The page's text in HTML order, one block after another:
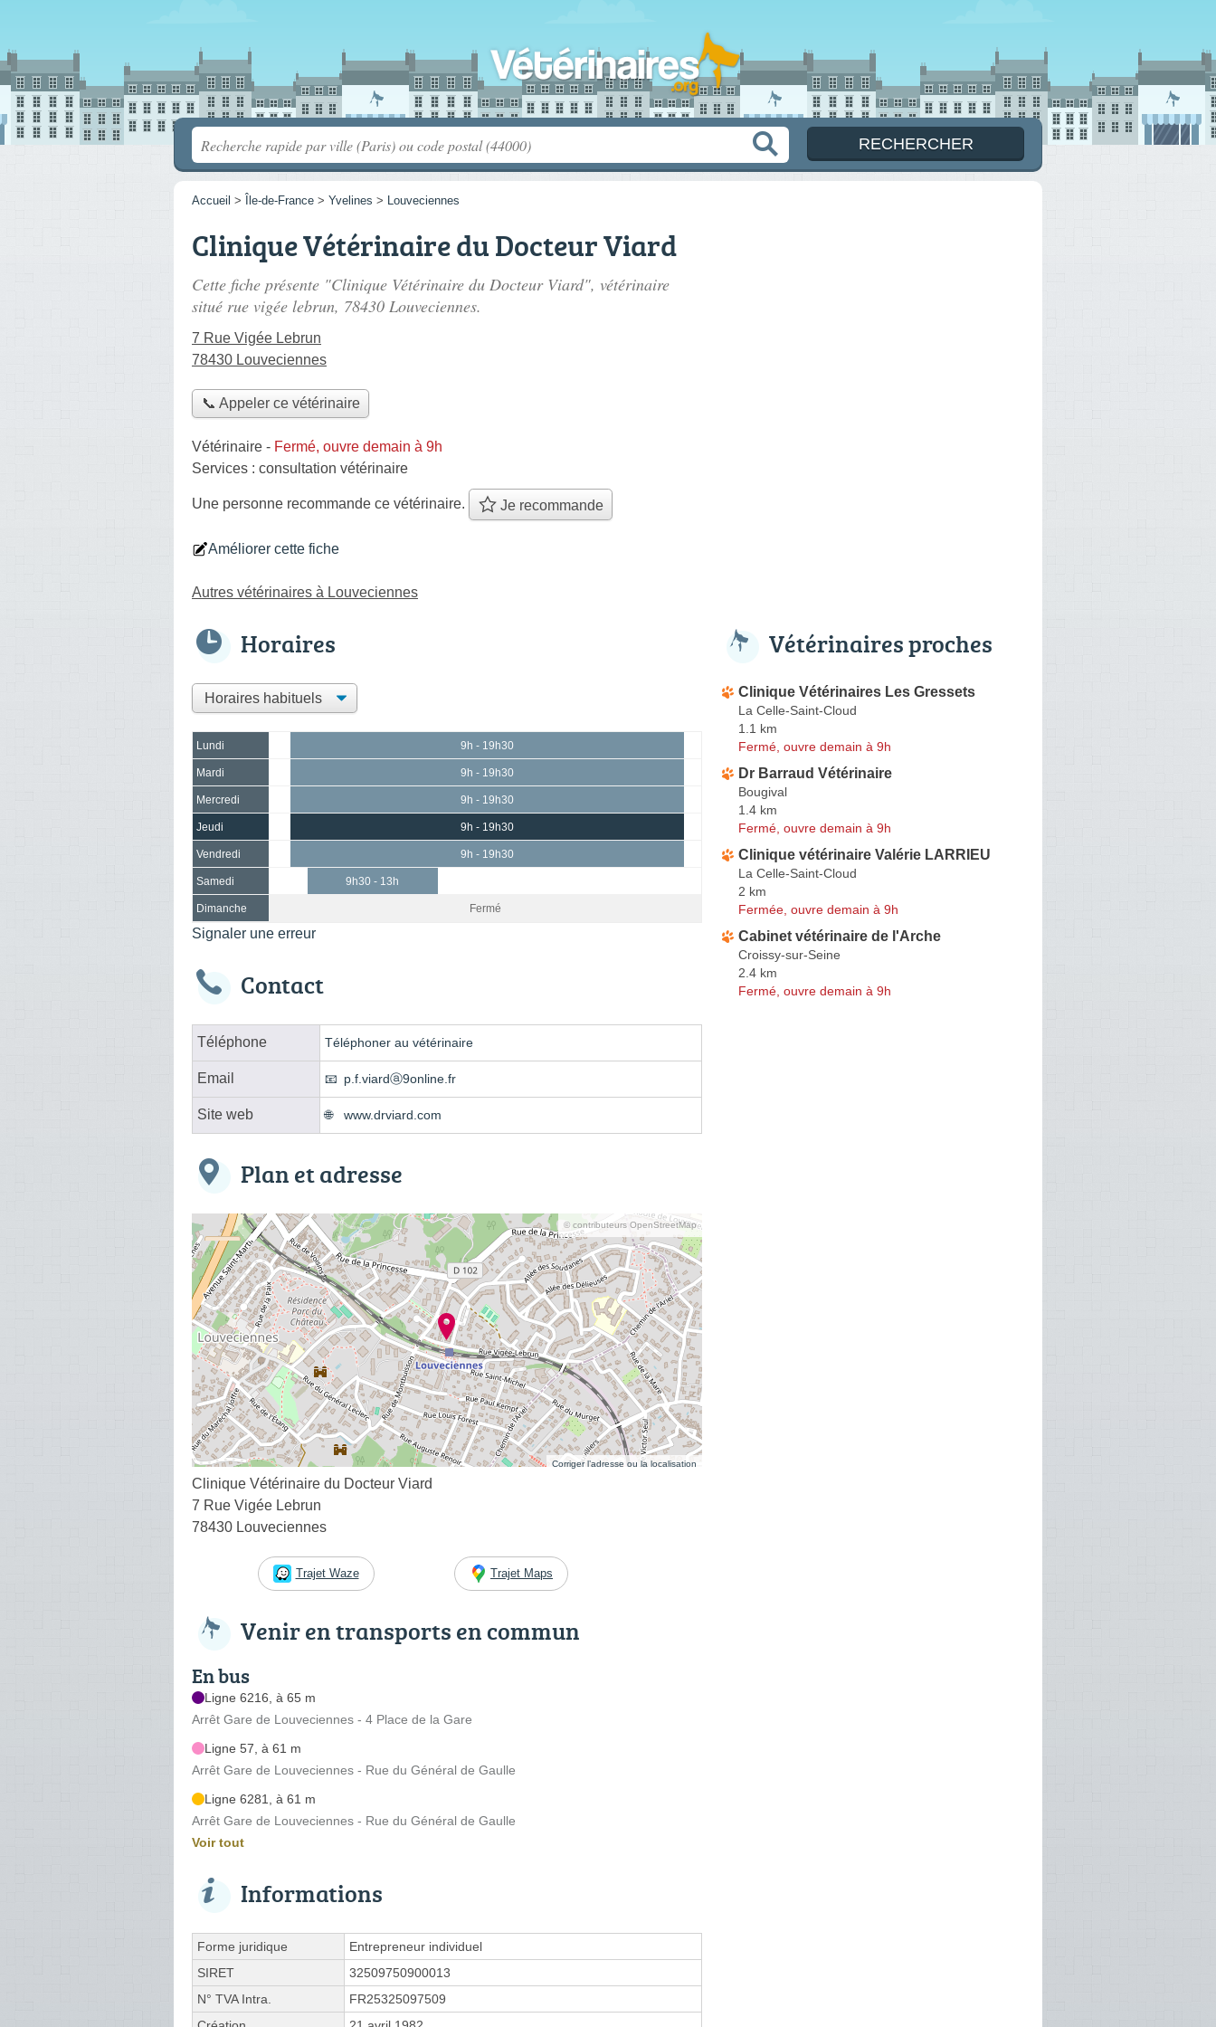
Accueil > Île-de-France > Yvelines > Louveciennes
Clinique Vétérinaire du Docteur Viard
Cette fiche présente "Clinique Vétérinaire du Docteur Viard", vétérinaire
situé rue vigée lebrun, 78430 Louveciennes.
7 Rue Vigée Lebrun
78430 Louveciennes
📞 Appeler ce vétérinaire
Vétérinaire - Fermé, ouvre demain à 9h
Services : consultation vétérinaire
Une personne recommande ce vétérinaire. Je recommande
Améliorer cette fiche
Autres vétérinaires à Louveciennes
Horaires
Lundi 9h - 19h30
Mardi 9h - 19h30
Mercredi 9h - 19h30
Jeudi 9h - 19h30
Vendredi 9h - 19h30
Samedi 9h30 - 13h
Dimanche Fermé
Signaler une erreur
Contact
Téléphone Téléphoner au vétérinaire
Email p.f.viardⓐ9online.fr
Site web www.drviard.com
Plan et adresse
© contributeurs OpenStreetMap
Corriger l’adresse ou la localisation
Clinique Vétérinaire du Docteur Viard
7 Rue Vigée Lebrun
78430 Louveciennes
Trajet Waze Trajet Maps
Venir en transports en commun
En bus
Ligne 6216, à 65 m
Arrêt Gare de Louveciennes - 4 Place de la Gare
Ligne 57, à 61 m
Arrêt Gare de Louveciennes - Rue du Général de Gaulle
Ligne 6281, à 61 m
Arrêt Gare de Louveciennes - Rue du Général de Gaulle
Voir tout
Informations
Forme juridique
Entrepreneur individuel
SIRET
32509750900013
N° TVA Intra.
FR25325097509
Vétérinaires proches
Clinique Vétérinaires Les Gressets
La Celle-Saint-Cloud
1.1 km
Fermé, ouvre demain à 9h
Dr Barraud Vétérinaire
Bougival
1.4 km
Fermé, ouvre demain à 9h
Clinique vétérinaire Valérie LARRIEU
La Celle-Saint-Cloud
2 km
Fermée, ouvre demain à 9h
Cabinet vétérinaire de l'Arche
Croissy-sur-Seine
2.4 km
Fermé, ouvre demain à 9h